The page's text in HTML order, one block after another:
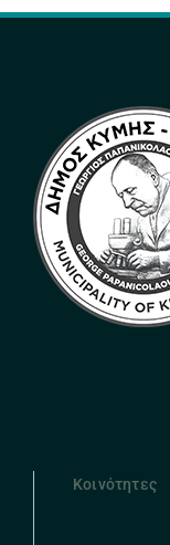
Κοινότητες